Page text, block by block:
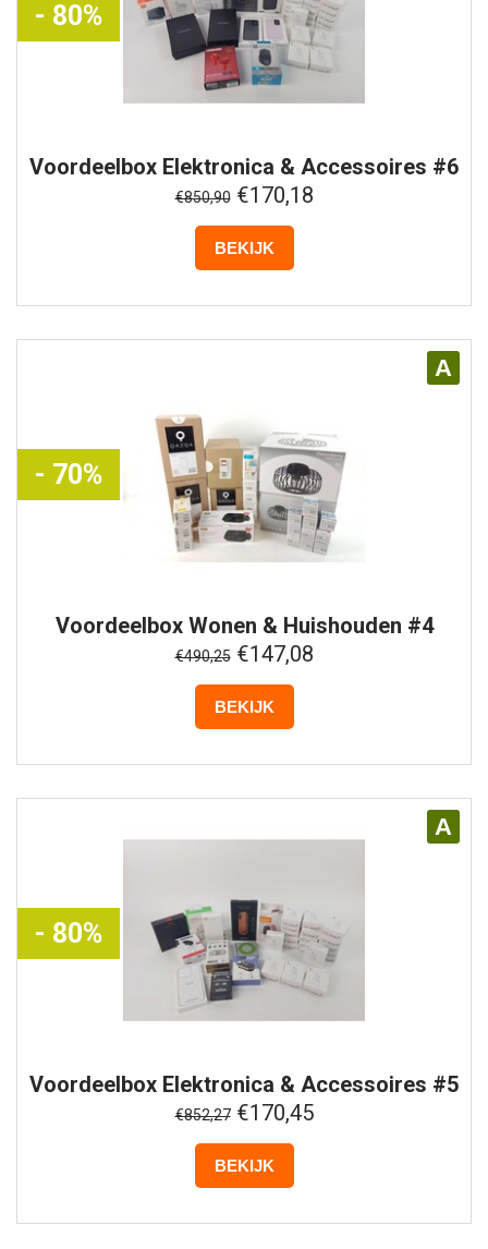
- 80%
Voordeelbox Elektronica & Accessoires #6
€850,90€170,18
BEKIJK
A
- 70%
VoordeelboxWonen & Huishouden #4
€490,25€147,08
BEKIJK
A
- 80%
Voordeelbox Elektronica & Accessoires #5
€852,27€170,45
BEKIJK